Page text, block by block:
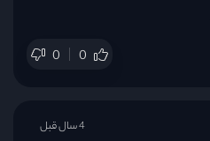
0 0
4 سال قبل